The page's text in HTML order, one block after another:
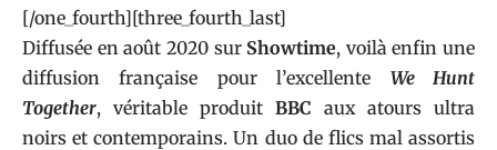
[/one_fourth][three_fourth_last]
Diffusée en août 2020 sur Showtime, voilà enfin une
diffusion française pour l’excellente We Hunt
Together, véritable produit BBC aux atours ultra
noirs et contemporains. Un duo de flics mal assortis